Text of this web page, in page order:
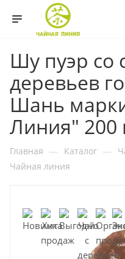
Шу пуэр со
деревьев
Шань
Линия" 200
Главная — Каталог —
Чайная линия